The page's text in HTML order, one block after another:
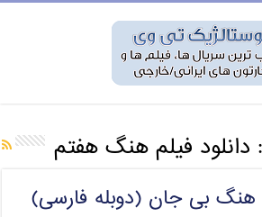
دانلود فیلم هنگ هفتم
هنگ بی جان (دوبله فارسی)